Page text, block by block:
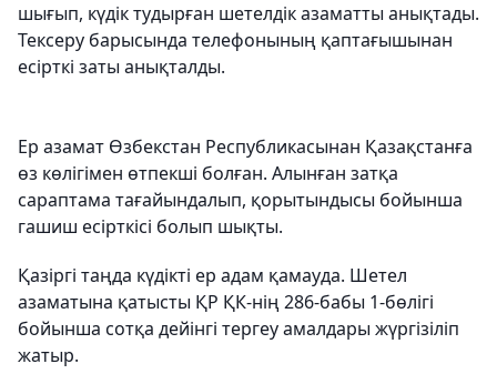
шығып, күдік тудырған шетелдік азаматты анықтады.
Тексеру барысында телефонының қаптағышынан
есірткі заты анықталды.
Ер азамат Өзбекстан Республикасынан Қазақстанға
өз көлігімен өтпекші болған. Алынған затқа
сараптама тағайындалып, қорытындысы бойынша
гашиш есірткісі болып шықты.
Қазіргі таңда күдікті ер адам қамауда. Шетел
азаматына қатысты ҚР ҚК-нің 286-бабы 1-бөлігі
бойынша сотқа дейінгі тергеу амалдары жүргізіліп
жатыр.